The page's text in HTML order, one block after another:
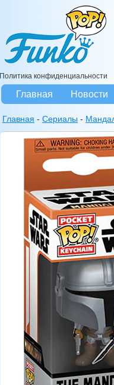
Политика конфиденциальности
Главная Новости
Главная - Сериалы -